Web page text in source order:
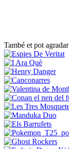
També et pot agradar